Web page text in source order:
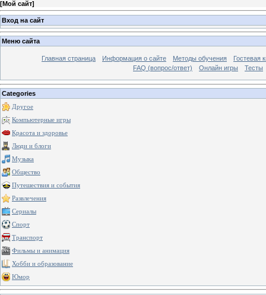
[Мой сайт]
Вход на сайт
Меню сайта
Главная страница Информация о сайте Методы обучения
Гостевая
FAQ (вопрос/ответ)
Онлайн игры Тесты
Categories
Другое
Компьютерные игры
Красота и здоровье
Люди и блоги
Музыка
Общество
Путешествия и события
Развлечения
Сериалы
Спорт
Транспорт
Фильмы и анимация
Хобби и образование
Юмор